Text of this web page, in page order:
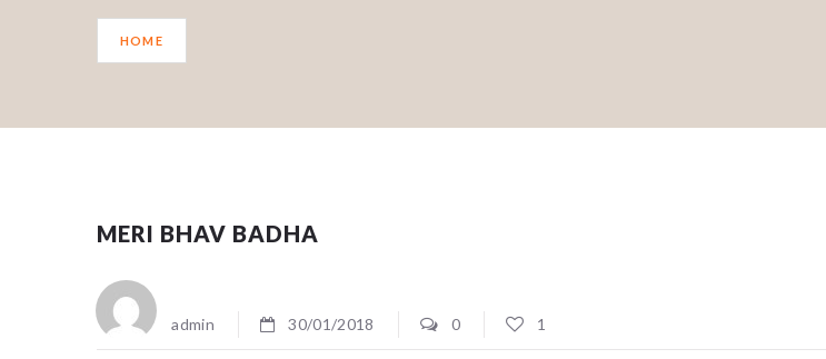
HOME
MERI BHAV BADHA
admin 30/01/2018 0 1